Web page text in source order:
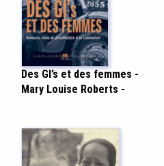
Des GI’s et des femmes -
Mary Louise Roberts -